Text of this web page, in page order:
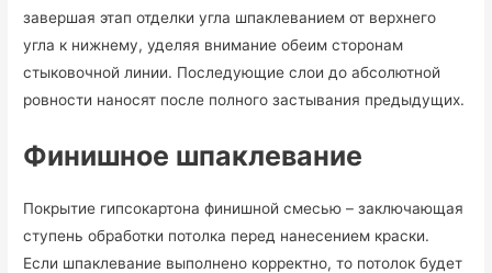
завершая этап отделки угла шпаклеванием от верхнего
угла к нижнему, уделяя внимание обеим сторонам
стыковочной линии. Последующие слои до абсолютной
ровности наносят после полного застывания предыдущих.
Финишное шпаклевание
Покрытие гипсокартона финишной смесью – заключающая
ступень обработки потолка перед нанесением краски.
Если шпаклевание выполнено корректно, то потолок будет